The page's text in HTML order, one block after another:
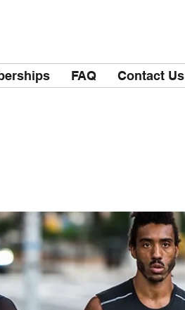
FAQ Contact Us